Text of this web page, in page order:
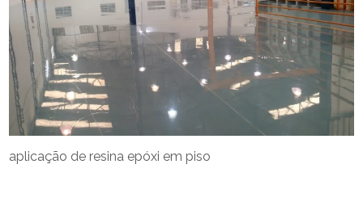
aplicação de resina epóxi em piso